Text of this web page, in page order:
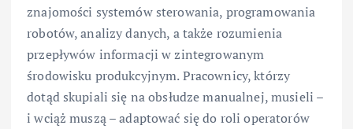
znajomości systemów sterowania, programowania
robotów, analizy danych, a także rozumienia
przepływów informacji w zintegrowanym
środowisku produkcyjnym. Pracownicy, którzy
dotąd skupiali się na obsłudze manualnej, musieli –
i wciąż muszą – adaptować się do roli operatorów